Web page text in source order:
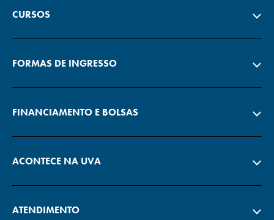
CURSOS
FORMAS DE INGRESSO
FINANCIAMENTO E BOLSAS
ACONTECE NA UVA
ATENDIMENTO